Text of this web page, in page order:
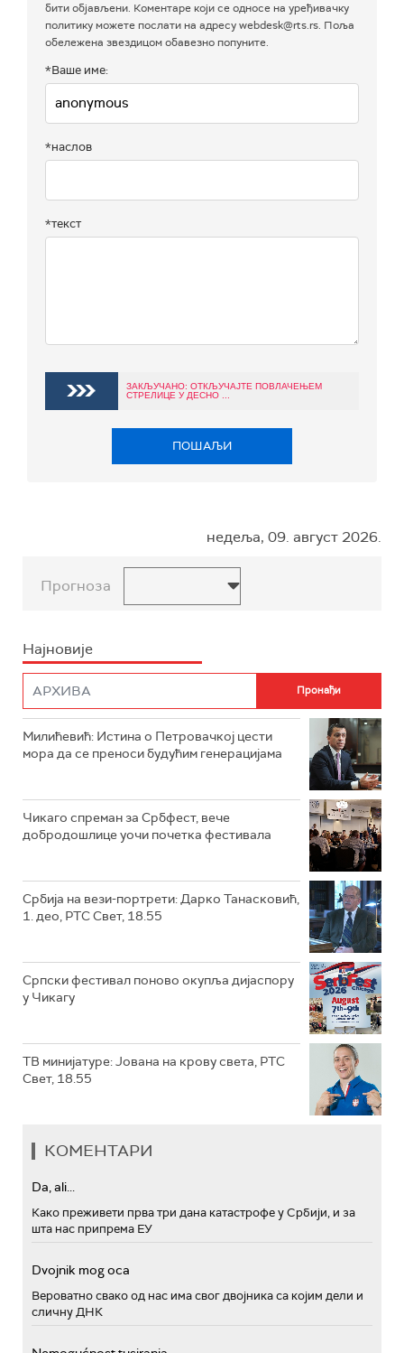
бити објављени. Коментаре који се односе на уређивачку
политику можете послати на адресу webdesk@rts.rs. Поља
обележена звездицом обавезно попуните.
*Ваше име:
*наслов
*текст
ЗАКЉУЧАНО: ОТКЉУЧАЈТЕ ПОВЛАЧЕЊЕМ
СТРЕЛИЦЕ У ДЕСНО ...
ПОШАЉИ
недеља, 09. август 2026.
Прогноза
Најновије
Милићевић: Истина о Петровачкој цести
мора да се преноси будућим генерацијама
Чикаго спреман за Србфест, вече
добродошлице уочи почетка фестивала
Србија на вези-портрети: Дарко Танасковић,
1. део, РТС Свет, 18.55
Српски фестивал поново окупља дијаспору
у Чикагу
ТВ минијатуре: Јована на крову света, РТС
Свет, 18.55
КОМЕНТАРИ
Da, ali...
Како преживети прва три дана катастрофе у Србији, и за
шта нас припрема ЕУ
Dvojnik mog oca
Вероватно свако од нас има свог двојника са којим дели и
сличну ДНК